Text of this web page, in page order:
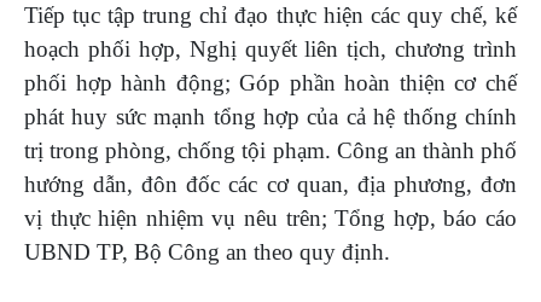
Tiếp tục tập trung chỉ đạo thực hiện các quy chế, kế
hoạch phối hợp, Nghị quyết liên tịch, chương trình
phối hợp hành động; Góp phần hoàn thiện cơ chế
phát huy sức mạnh tổng hợp của cả hệ thống chính
trị trong phòng, chống tội phạm. Công an thành phố
hướng dẫn, đôn đốc các cơ quan, địa phương, đơn
vị thực hiện nhiệm vụ nêu trên; Tổng hợp, báo cáo
UBND TP, Bộ Công an theo quy định.